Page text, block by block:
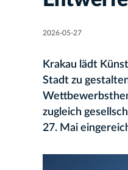
2026-05-27
Krakau lädt
Stadt zu
zugleich
27. Mai